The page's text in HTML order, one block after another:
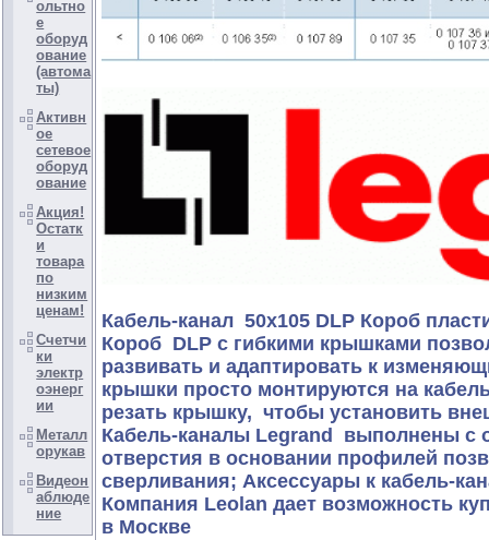
ольтно
е
оборуд
ование
(автома
ты)
Активн
ое
сетевое
оборуд
ование
Акция!
Остатк
и
товара
по
низким
ценам!
Счетчи
ки
электр
оэнерг
ии
Металл
орукав
Видеон
аблюде
ние
Кабель-канал 50х105 DLP Короб
Короб DLP с гибкими крышками
развивать и адаптировать к
крышки просто монтируются на
резать крышку, чтобы установить
Кабель-каналы Legrand выполнены с
отверстия в основании профилей
сверливания; Аксессуары к кабель-
Компания Leolan дает возможность
в Москве